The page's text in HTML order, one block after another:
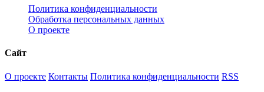
Политика конфиденциальности
Обработка персональных данных
О проекте
Сайт
О проекте Контакты Политика конфиденциальности RSS